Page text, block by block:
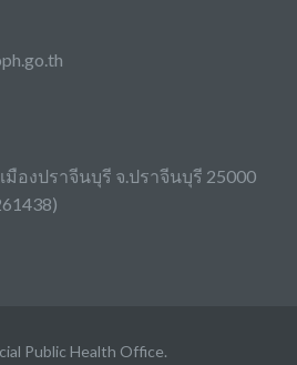
มืองปราจีนบุรี จ.ปราจีนบุรี 25000
Public Health Office.